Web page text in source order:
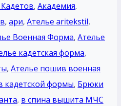
, Академия,
, ари, Ателье aritekstil,
Военная Форма, Ателье
кадетская форма,
, Ателье пошив военная
кадетской формы, Брюки
, в спина вышита МЧС